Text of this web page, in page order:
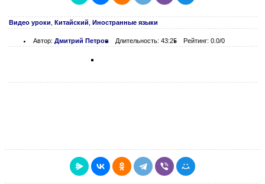
Видео уроки Китайский Иностранные языки
Автор: Дмитрий Петров Длительность: 43:25 Рейтинг: 0.0/0